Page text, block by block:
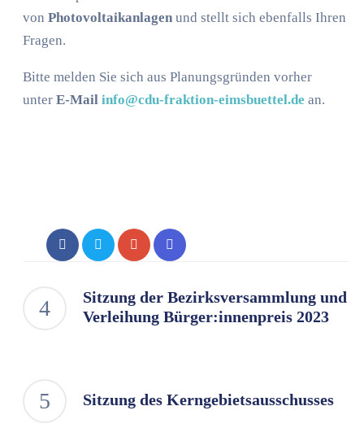
von Photovoltaikanlagen und stellt sich ebenfalls Ihren
Fragen.
Bitte melden Sie sich aus Planungsgründen vorher
unter E-Mail info@cdu-fraktion-eimsbuettel.de an.
Sitzung der Bezirksversammlung und
Verleihung Bürger:innenpreis 2023
Sitzung des Kerngebietsausschusses